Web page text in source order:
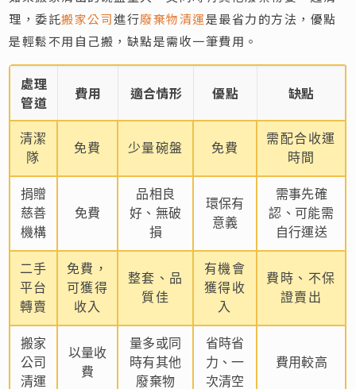
理，委託搬家公司進行廢棄物清運是最省力的方法，優點
是輕鬆不用自己搬，缺點是需收一筆費用。
處理
管道
費用 適合情形 優點 缺點
清潔
隊
免費 少量碗盤 免費
需配合收運
時間
捐贈
慈善
機構
免費
品相良
好、無破
損
環保有
意義
需事先確
認、可能需
自行運送
二手
平台
轉賣
免費，
可獲得
收入
整套、品
質佳
有機會
獲得收
入
費時、不保
證賣出
搬家
公司
清運
以量收
費
量多或同
時有其他
廢棄物
省時省
力、一
次清空
費用較高